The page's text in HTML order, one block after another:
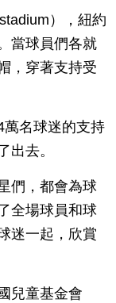
），紐約
當球員們各就
，穿著支持受
萬名球迷的支持
出去。
們，都會為球
全場球員和球
迷一起，欣賞
兒童基金會